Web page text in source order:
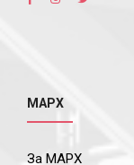
МАРХ
За МАРХ